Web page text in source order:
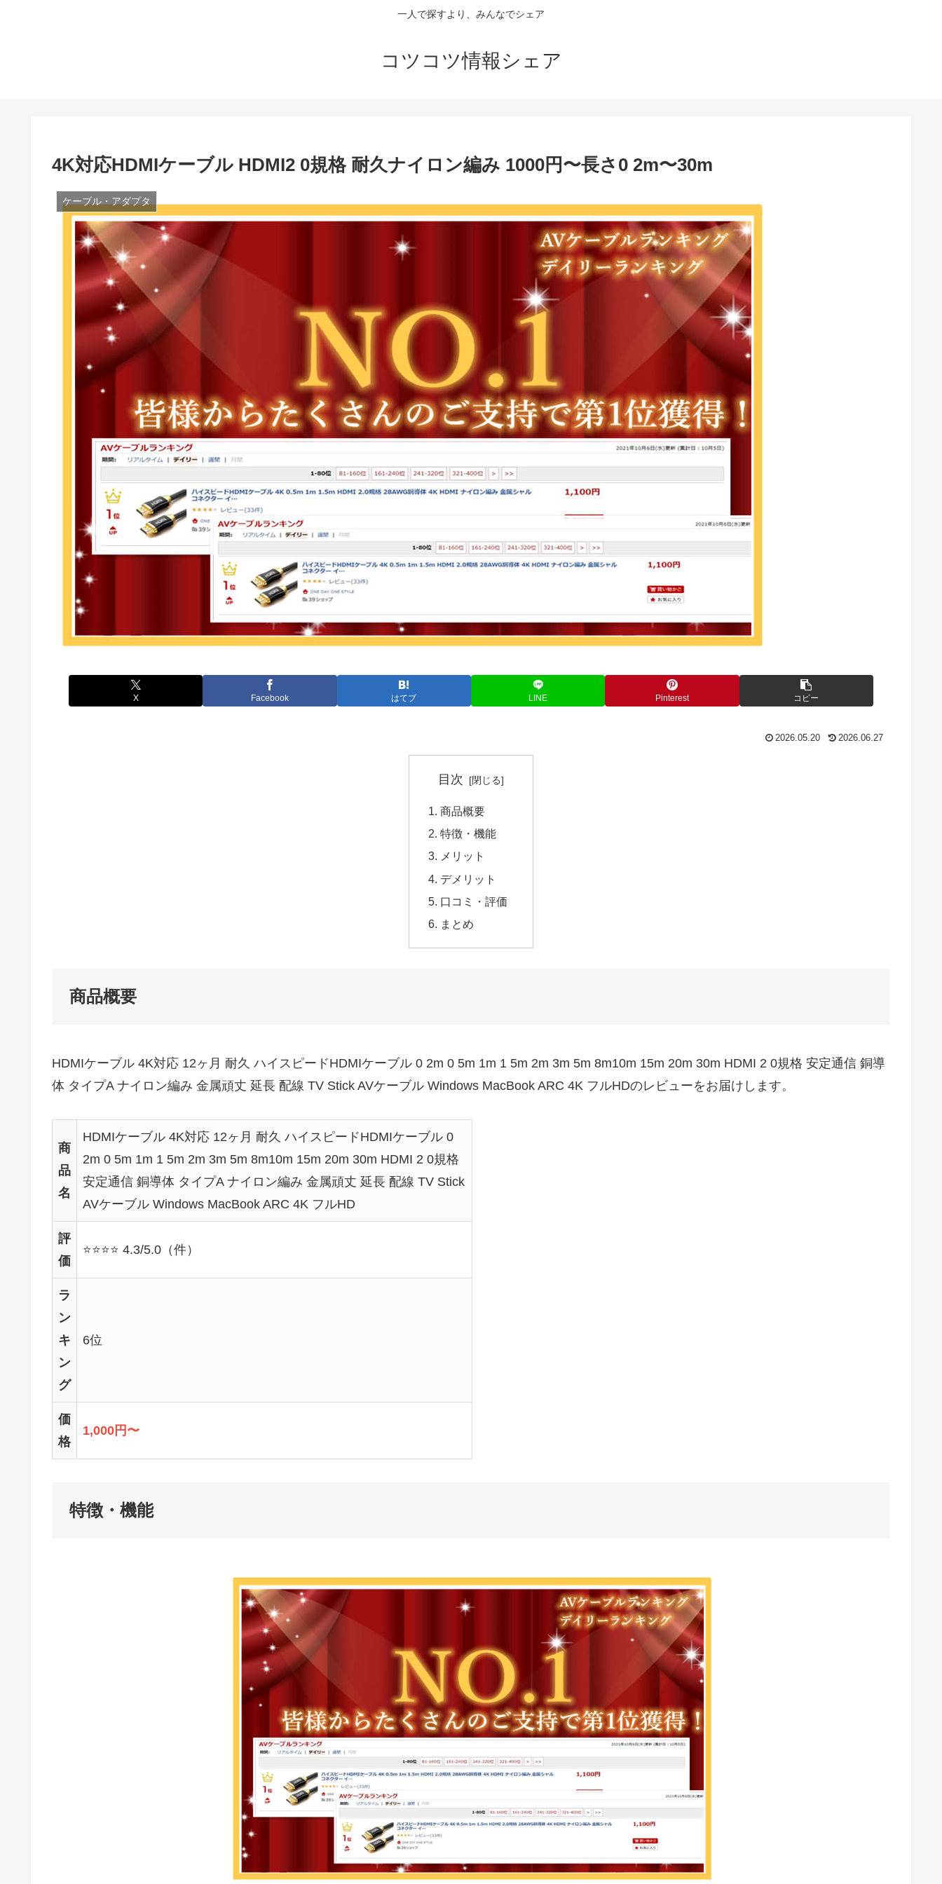
一人で探すより、みんなでシェア
コツコツ情報シェア
4K対応HDMIケーブル HDMI2 0規格 耐久ナイロン編み 1000円〜長さ0 2m〜30m
ケーブル・アダプタ
X Facebook はてブ LINE Pinterest コピー
2026.05.20 2026.06.27
目次
商品概要
特徴・機能
メリット
デメリット
口コミ・評価
まとめ
商品概要
HDMIケーブル 4K対応 12ヶ月 耐久 ハイスピードHDMIケーブル 0 2m 0 5m 1m 1 5m 2m 3m 5m 8m10m 15m 20m 30m HDMI 2 0規格 安定通信 銅導
体 タイプA ナイロン編み 金属頑丈 延長 配線 TV Stick AVケーブル Windows MacBook ARC 4K フルHDのレビューをお届けします。
商
品
名
HDMIケーブル 4K対応 12ヶ月 耐久 ハイスピードHDMIケーブル 0
2m 0 5m 1m 1 5m 2m 3m 5m 8m10m 15m 20m 30m HDMI 2 0規格
安定通信 銅導体 タイプA ナイロン編み 金属頑丈 延長 配線 TV Stick
AVケーブル Windows MacBook ARC 4K フルHD
評
価
⭐⭐⭐⭐ 4.3/5.0（件）
ラ
ン
キ
ン
グ
6位
価
格
1,000円〜
特徴・機能